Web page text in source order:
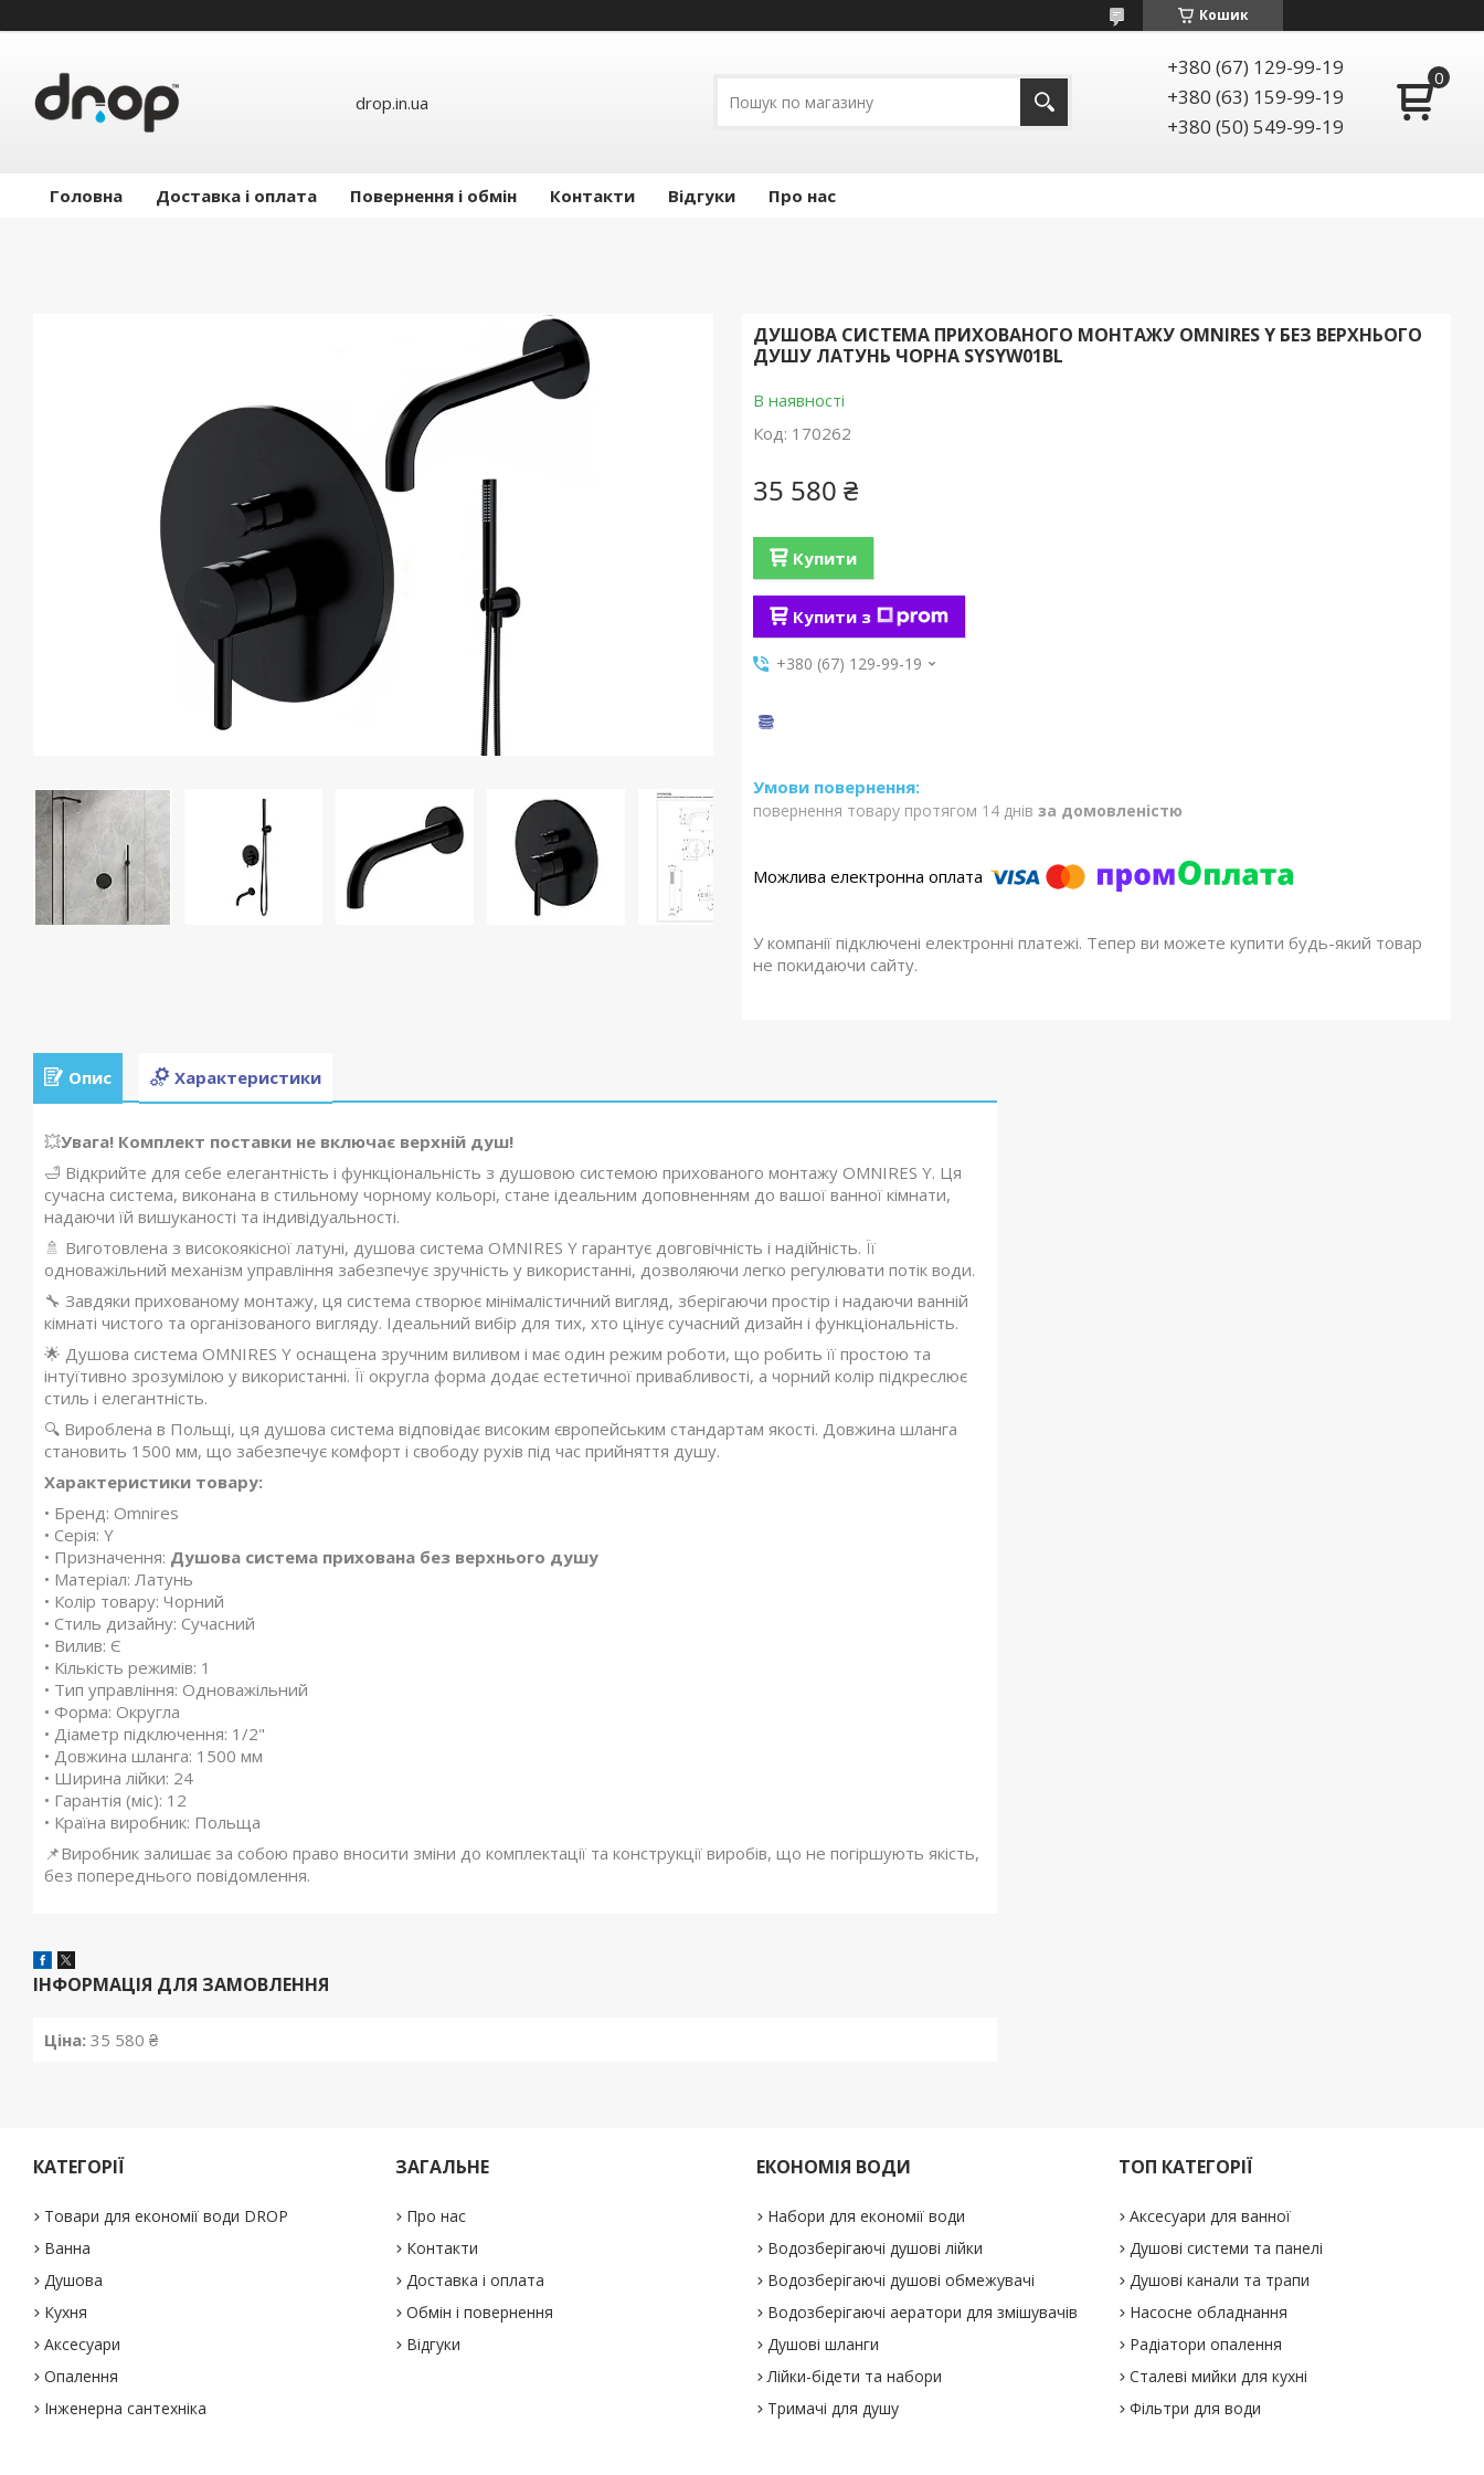
Кошик
drop.in.ua
+380 (67) 129-99-19
+380 (63) 159-99-19
+380 (50) 549-99-19
Головна Доставка і оплата Повернення і обмін Контакти Відгуки Про нас
ДУШОВА СИСТЕМА ПРИХОВАНОГО МОНТАЖУ OMNIRES Y БЕЗ ВЕРХНЬОГО
ДУШУ ЛАТУНЬ ЧОРНА SYSYW01BL
В наявності
Код: 170262
35 580 ₴
Купити
Купити з
+380 (67) 129-99-19
повернення товару протягом 14 днів за домовленістю
У компанії підключені електронні платежі. Тепер ви можете купити будь-який товар
не покидаючи сайту.
Опис Характеристики
💥Увага! Комплект поставки не включає верхній душ!
🛁 Відкрийте для себе елегантність і функціональність з душовою системою прихованого монтажу OMNIRES Y. Ця
сучасна система, виконана в стильному чорному кольорі, стане ідеальним доповненням до вашої ванної кімнати,
надаючи їй вишуканості та індивідуальності.
🚿 Виготовлена з високоякісної латуні, душова система OMNIRES Y гарантує довговічність і надійність. Її
одноважільний механізм управління забезпечує зручність у використанні, дозволяючи легко регулювати потік води.
🔧 Завдяки прихованому монтажу, ця система створює мінімалістичний вигляд, зберігаючи простір і надаючи ванній
кімнаті чистого та організованого вигляду. Ідеальний вибір для тих, хто цінує сучасний дизайн і функціональність.
🌟 Душова система OMNIRES Y оснащена зручним виливом і має один режим роботи, що робить її простою та
інтуїтивно зрозумілою у використанні. Її округла форма додає естетичної привабливості, а чорний колір підкреслює
стиль і елегантність.
🔍 Вироблена в Польщі, ця душова система відповідає високим європейським стандартам якості. Довжина шланга
становить 1500 мм, що забезпечує комфорт і свободу рухів під час прийняття душу.
Характеристики товару:
• Бренд: Omnires
• Серія: Y
• Призначення: Душова система прихована без верхнього душу
• Матеріал: Латунь
• Колір товару: Чорний
• Стиль дизайну: Сучасний
• Вилив: Є
• Кількість режимів: 1
• Тип управління: Одноважільний
• Форма: Округла
• Діаметр підключення: 1/2"
• Довжина шланга: 1500 мм
• Ширина лійки: 24
• Гарантія (міс): 12
• Країна виробник: Польща
📌Виробник залишає за собою право вносити зміни до комплектації та конструкції виробів, що не погіршують якість,
без попереднього повідомлення.
ІНФОРМАЦІЯ ДЛЯ ЗАМОВЛЕННЯ
Ціна: 35 580 ₴
КАТЕГОРІЇ
Товари для економії води DROP
Ванна
Душова
Кухня
Аксесуари
Опалення
Інженерна сантехніка
ЗАГАЛЬНЕ
Про нас
Контакти
Доставка і оплата
Обмін і повернення
Відгуки
ЕКОНОМІЯ ВОДИ
Набори для економії води
Водозберігаючі душові лійки
Водозберігаючі душові обмежувачі
Водозберігаючі аератори для змішувачів
Душові шланги
Лійки-бідети та набори
Тримачі для душу
ТОП КАТЕГОРІЇ
Аксесуари для ванної
Душові системи та панелі
Душові канали та трапи
Насосне обладнання
Радіатори опалення
Сталеві мийки для кухні
Фільтри для води